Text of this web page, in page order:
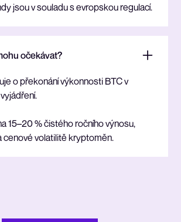
jsou v souladu s evropskou regulací.
očekávat?
o překonání výkonnosti BTC v
15–20 % čistého ročního výnosu,
cenové volatilitě kryptoměn.